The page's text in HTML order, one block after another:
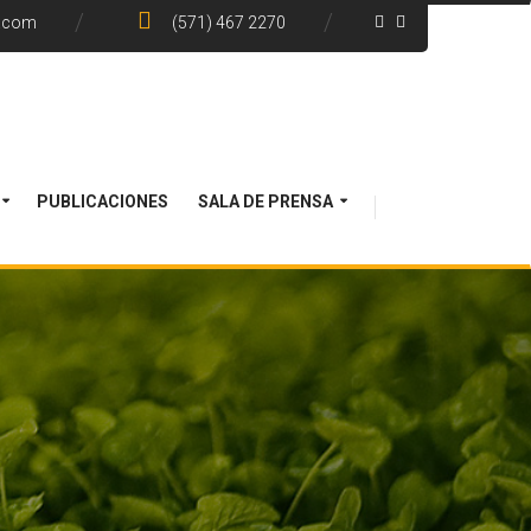
(571) 467 2270
PUBLICACIONES SALA DE PRENSA